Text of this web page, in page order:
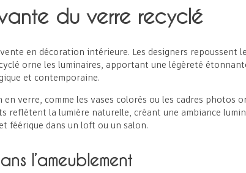
du verre recyclé
en décoration intérieure. Les designers repoussent
orne les luminaires, apportant une légèreté
et contemporaine.
en verre, comme les vases colorés ou les cadres photos
reflètent la lumière naturelle, créant une ambiance
féérique dans un loft ou un salon.
l’ameublement